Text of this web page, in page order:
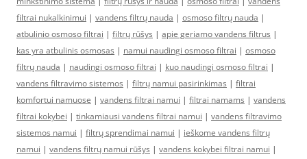
filtrai nukalkinimui | vandens filtrų nauda | osmoso filtrų nauda |
atbulinio osmoso filtrai | filtrų rūšys | apie geriamo vandens filtrus |
kas yra atbulinis osmosas | namui naudingi osmoso filtrai | osmoso
filtrų nauda | naudingi osmoso filtrai | kuo naudingi osmoso filtrai |
vandens filtravimo sistemos | filtrų namui pasirinkimas | filtrai
komfortui namuose | vandens filtrai namui | filtrai namams | vandens
filtrai kokybei | tinkamiausi vandens filtrai namui | vandens filtravimo
sistemos namui | filtrų sprendimai namui | ieškome vandens filtrų
namui | vandens filtrų namui rūšys | vandens kokybei filtrai namui |